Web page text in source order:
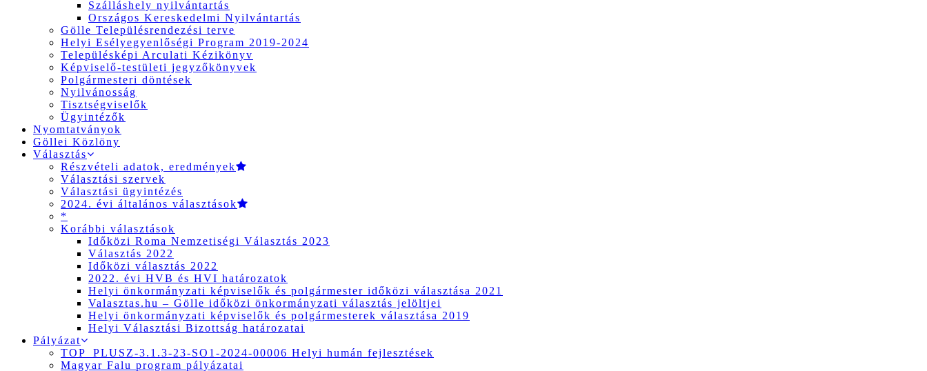
Szálláshely nyilvántartás
Országos Kereskedelmi Nyilvántartás
Gölle Településrendezési terve
Helyi Esélyegyenlőségi Program 2019-2024
Településképi Arculati Kézikönyv
Képviselő-testületi jegyzőkönyvek
Polgármesteri döntések
Nyilvánosság
Tisztségviselők
Ügyintézők
Nyomtatványok
Göllei Közlöny
Választás
Részvételi adatok, eredmények
Választási szervek
Választási ügyintézés
2024. évi általános választások
*
Korábbi választások
Időközi Roma Nemzetiségi Választás 2023
Választás 2022
Időközi választás 2022
2022. évi HVB és HVI határozatok
Helyi önkormányzati képviselők és polgármester időközi választása 2021
Valasztas.hu – Gölle időközi önkormányzati választás jelöltjei
Helyi önkormányzati képviselők és polgármesterek választása 2019
Helyi Választási Bizottság határozatai
Pályázat
TOP_PLUSZ-3.1.3-23-SO1-2024-00006 Helyi humán fejlesztések
Magyar Falu program pályázatai